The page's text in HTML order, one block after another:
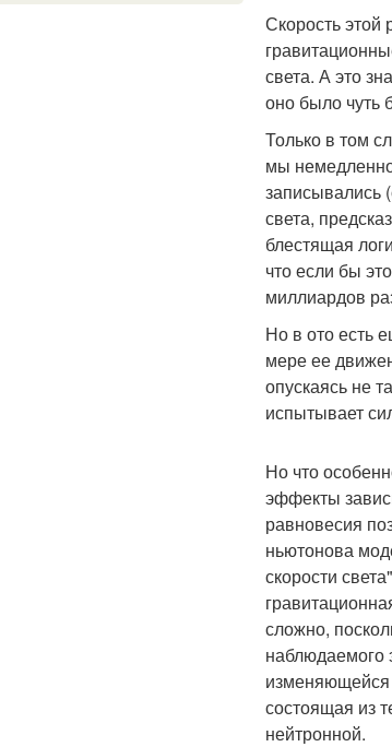
Скорость этой
света. А это
оно было чуть
Только в том
мы
записывались
света,
блестящая
что если бы
миллиардов
Но в ото есть
мере ее
опускаясь не
испытывает
Но что
эффекты
равновесия
ньютонова
скорости
сложно,
наблюдаемого
изменяющейся
состоящая из
нейтронной.